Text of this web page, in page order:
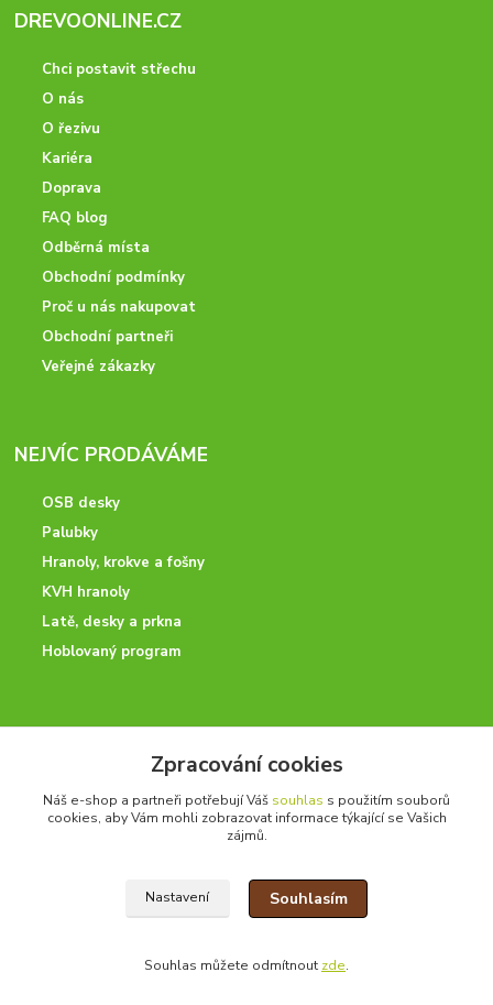
DREVOONLINE.CZ
Chci postavit střechu
O nás
O řezivu
Kariéra
Doprava
FAQ blog
Odběrná místa
Obchodní podmínky
Proč u nás nakupovat
Obchodní partneři
Veřejné zákazky
NEJVÍC PRODÁVÁME
OSB desky
Palubky
Hranoly, krokve a fošny
KVH hranoly
Latě, desky a prkna
Hoblovaný program
Potřebujete poradit? Neváhejte nás kontaktovat.
+420 728 600 625
po - pá 7:00 - 15:00
Zpracování cookies
Náš e-shop a partneři potřebují Váš souhlas s použitím souborů
cookies, aby Vám mohli zobrazovat informace týkající se Vašich
zájmů.
Nastavení Souhlasím
Souhlas můžete odmítnout zde.